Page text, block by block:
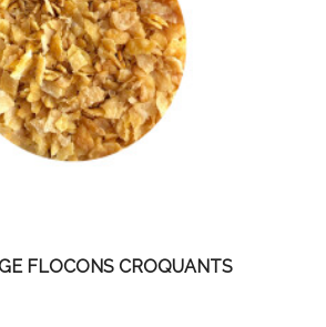
FLOCONS CROQUANTS